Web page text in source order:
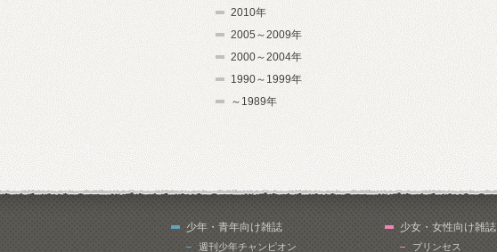
2010年
2005～2009年
2000～2004年
1990～1999年
～1989年
少年・青年向け雑誌
週刊少年チャンピオン
少女・女性向け雑誌
プリンセス